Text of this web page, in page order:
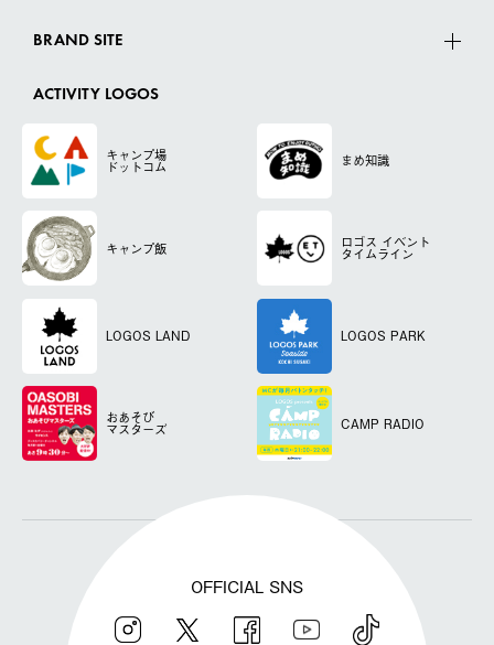
BRAND SITE
ACTIVITY LOGOS
キャンプ場
ドットコム まめ知識
キャンプ飯 ロゴス イベント
タイムライン
LOGOS LAND LOGOS PARK
おあそび
マスターズ CAMP RADIO
OFFICIAL SNS